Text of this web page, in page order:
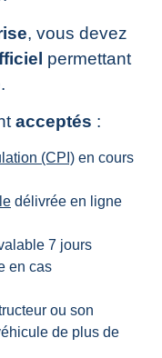
, vous devez
permettant
.
acceptés :
(CPI) en cours
délivrée en ligne
7 jours
en cas
ou son
de plus de